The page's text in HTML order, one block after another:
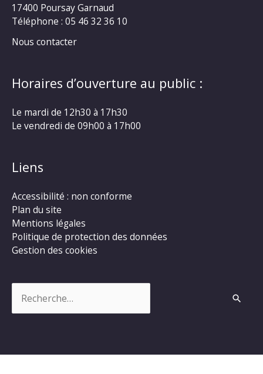
17400 Poursay Garnaud
Téléphone : 05 46 32 36 10
Nous contacter
Horaires d’ouverture au public :
Le mardi de 12h30 à 17h30
Le vendredi de 09h00 à 17h00
Liens
Accessibilité : non conforme
Plan du site
Mentions légales
Politique de protection des données
Gestion des cookies